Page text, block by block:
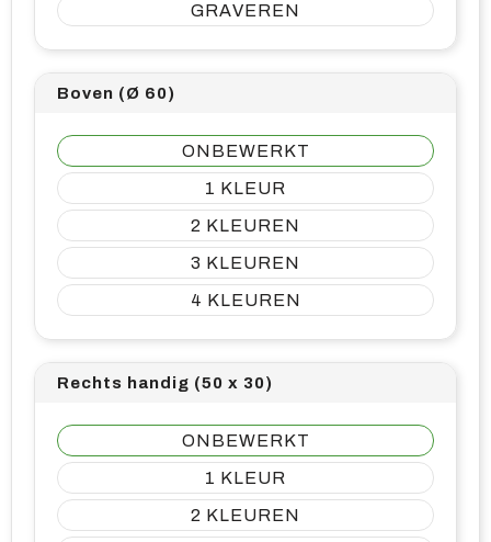
GRAVEREN
Boven (Ø 60)
ONBEWERKT
1
2
3
4
Rechts handig (50 x 30)
ONBEWERKT
1
2